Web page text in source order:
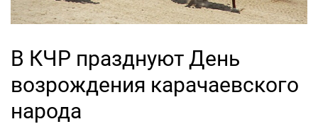
В КЧР празднуют День
возрождения карачаевского
народа